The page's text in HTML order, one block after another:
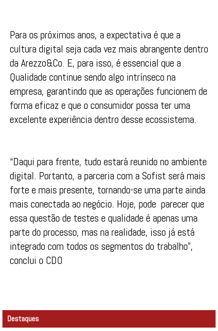
Para os próximos anos, a expectativa é que a
cultura digital seja cada vez mais abrangente dentro
da Arezzo&Co. E, para isso, é essencial que a
Qualidade continue sendo algo intrínseco na
empresa, garantindo que as operações funcionem de
forma eficaz e que o consumidor possa ter uma
excelente experiência dentro desse ecossistema.
“Daqui para frente, tudo estará reunido no ambiente
digital. Portanto, a parceria com a Sofist será mais
forte e mais presente, tornando-se uma parte ainda
mais conectada ao negócio. Hoje, pode parecer que
essa questão de testes e qualidade é apenas uma
parte do processo, mas na realidade, isso já está
integrado com todos os segmentos do trabalho”,
conclui o CDO
Destaques